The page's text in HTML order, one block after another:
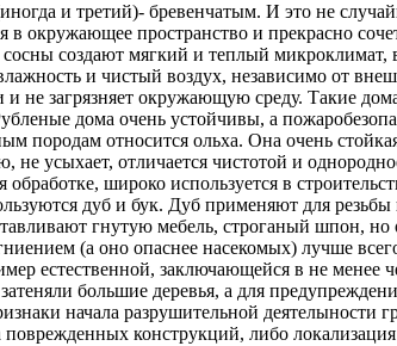
и третий)- бревенчатым. И это не
окружающее пространство и прекрасно
создают мягкий и теплый микроклимат,
и чистый воздух, независимо от
не загрязняет окружающую среду. Такие
дома очень устойчивы, а
относится ольха. Она очень стойкая
не усыхает, отличается чистотой и
широко используется в
дуб и бук. Дуб применяют для
гнутую мебель, строганый шпон,
(а оно опаснее насекомых) лучше
естественной, заключающейся в не
большие деревья, а для
начала разрушительной деятелыности
конструкций, либо